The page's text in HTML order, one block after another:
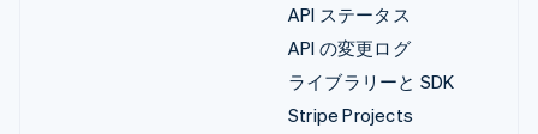
API ステータス
API の変更ログ
ライブラリーと SDK
Stripe Projects